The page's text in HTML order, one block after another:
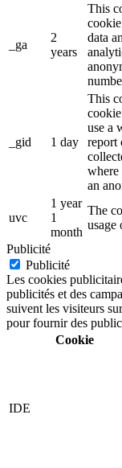
_ga
2
years
This
data
_gid 1 day
This
use a
report
where
an
uvc
1 year
1
month
The
usage
Publicité
Publicité
Les cookies
publicités et des
suivent les visiteurs
pour fournir des
Cookie
IDE